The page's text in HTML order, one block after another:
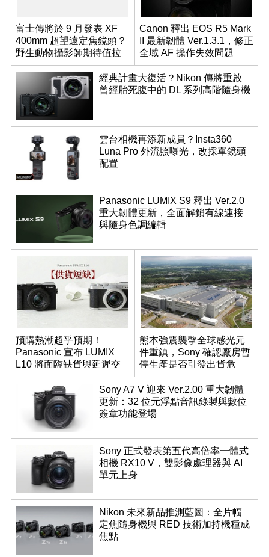
富士傳將於 9 月發表 XF
400mm 超望遠定焦鏡頭？
野生動物攝影師期待值拉
滿
Canon 釋出 EOS R5 Mark
II 最新韌體 Ver.1.3.1，修正
全域 AF 操作失效問題
經典計畫大復活？Nikon 傳將重啟
曾經胎死腹中的 DL 系列高階隨身機
雲台相機再添新成員？Insta360
Luna Pro 外流照曝光，改採單鏡頭
配置
Panasonic LUMIX S9 釋出 Ver.2.0
重大韌體更新，全面解鎖有線連接
與隨身色調編輯
預購熱潮超乎預期！
Panasonic 宣布 LUMIX
L10 將面臨缺貨與延遲交
貨時間
熊本強震襲擊全球感光元
件重鎮，Sony 確認廠房暫
停生產是否引發出貨危
機？
Sony A7 V 迎來 Ver.2.00 重大韌體
更新：32 位元浮點音訊錄製與數位
簽章功能登場
Sony 正式發表第五代高倍率一體式
相機 RX10 V，雙影像處理器與 AI
單元上身
Nikon 未來新品推測藍圖：全片幅
定焦隨身機與 RED 技術加持機種成
焦點